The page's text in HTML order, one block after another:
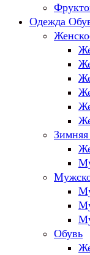
Одежда
Обувь